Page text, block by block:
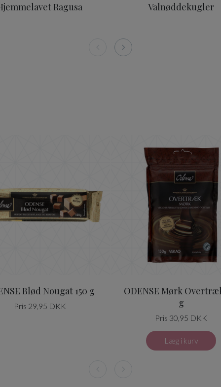
Ragusa Valnøddekugler
Blød Nougat 150 g
Pris 29,95 DKK
ODENSE Mørk
g
Pris 30,95 DKK
Læg i kurv